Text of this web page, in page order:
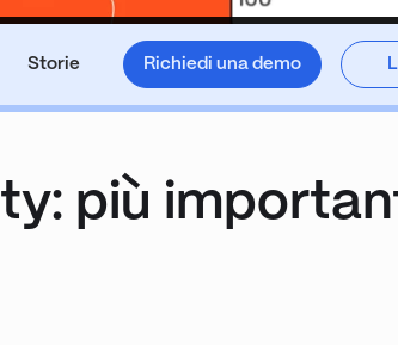
Storie Richiedi una demo
più